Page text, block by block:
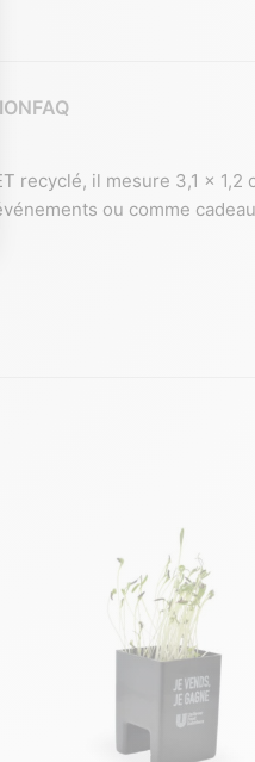
FAQ
recyclé, il mesure 3,1 x 1,2
ou comme cadeau